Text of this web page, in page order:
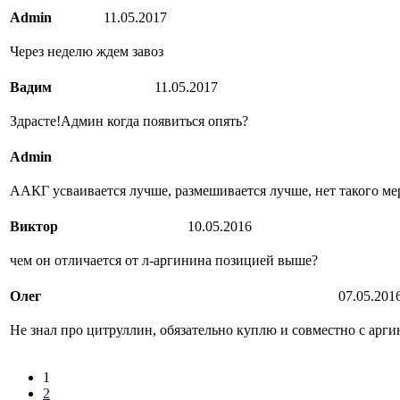
Admin 11.05.2017
Через неделю ждем завоз
Вадим 11.05.2017
Здрасте!Админ когда появиться опять?
Admin
ААКГ усваивается лучше, размешивается лучше, нет такого
Виктор 10.05.2016
чем он отличается от л-аргинина позицией выше?
Олег
Не знал про цитруллин, обязательно куплю и совместно с
1
2